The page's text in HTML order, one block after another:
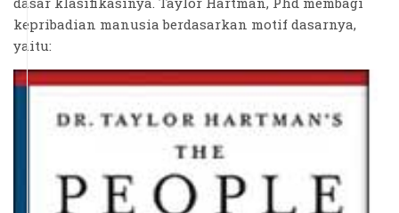
kepribadian manusia berdasarkan motif dasarnya,
yaitu: